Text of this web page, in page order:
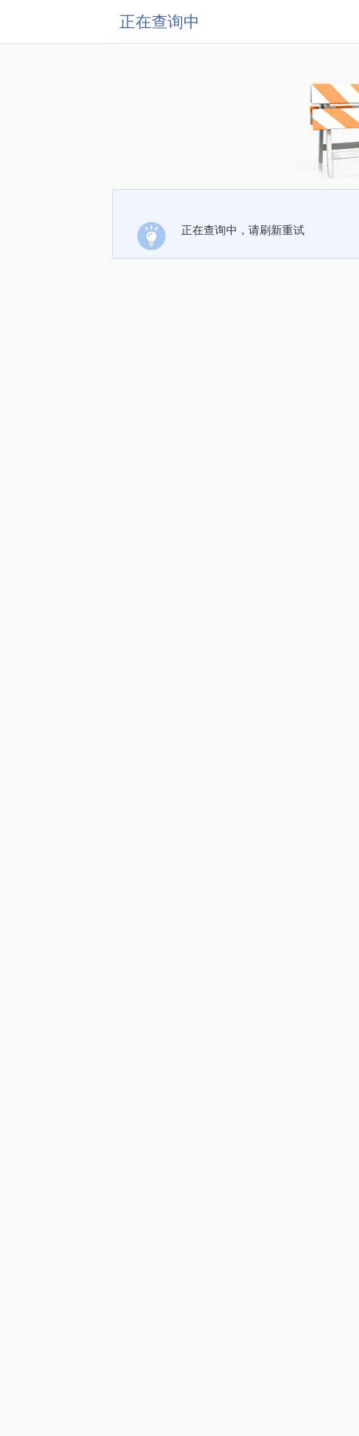
正在查询中
正在查询中，请刷新重试